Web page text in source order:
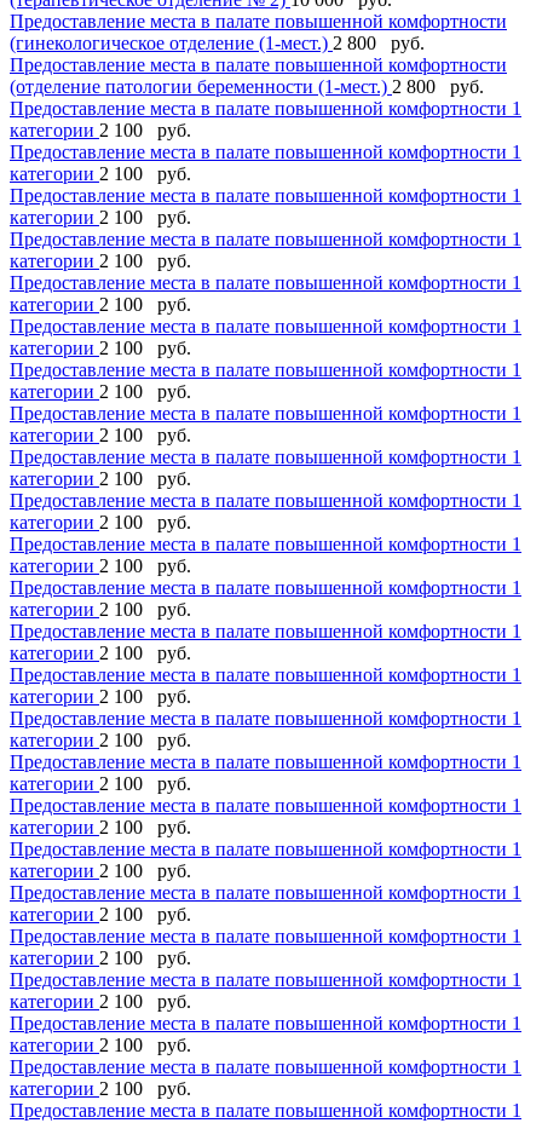
Предоставление места в палате повышенной комфортности
(гинекологическое отделение (1-мест.) 2 800 руб.
Предоставление места в палате повышенной комфортности
(отделение патологии беременности (1-мест.) 2 800 руб.
Предоставление места в палате повышенной комфортности 1
категории 2 100 руб.
Предоставление места в палате повышенной комфортности 1
категории 2 100 руб.
Предоставление места в палате повышенной комфортности 1
категории 2 100 руб.
Предоставление места в палате повышенной комфортности 1
категории 2 100 руб.
Предоставление места в палате повышенной комфортности 1
категории 2 100 руб.
Предоставление места в палате повышенной комфортности 1
категории 2 100 руб.
Предоставление места в палате повышенной комфортности 1
категории 2 100 руб.
Предоставление места в палате повышенной комфортности 1
категории 2 100 руб.
Предоставление места в палате повышенной комфортности 1
категории 2 100 руб.
Предоставление места в палате повышенной комфортности 1
категории 2 100 руб.
Предоставление места в палате повышенной комфортности 1
категории 2 100 руб.
Предоставление места в палате повышенной комфортности 1
категории 2 100 руб.
Предоставление места в палате повышенной комфортности 1
категории 2 100 руб.
Предоставление места в палате повышенной комфортности 1
категории 2 100 руб.
Предоставление места в палате повышенной комфортности 1
категории 2 100 руб.
Предоставление места в палате повышенной комфортности 1
категории 2 100 руб.
Предоставление места в палате повышенной комфортности 1
категории 2 100 руб.
Предоставление места в палате повышенной комфортности 1
категории 2 100 руб.
Предоставление места в палате повышенной комфортности 1
категории 2 100 руб.
Предоставление места в палате повышенной комфортности 1
категории 2 100 руб.
Предоставление места в палате повышенной комфортности 1
категории 2 100 руб.
Предоставление места в палате повышенной комфортности 1
категории 2 100 руб.
Предоставление места в палате повышенной комфортности 1
категории 2 100 руб.
Предоставление места в палате повышенной комфортности 1